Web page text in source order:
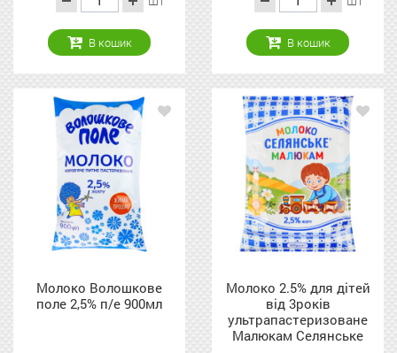
В кошик В кошик
Молоко Волошкове
поле 2,5% п/е 900мл
Молоко 2.5% для дітей
від 3років
ультрапастеризоване
Малюкам Селянське